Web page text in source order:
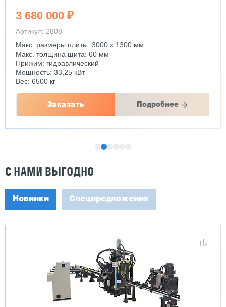
3 680 000 ₽
Артикул: 2808
Макс. размеры плиты: 3000 х 1300 мм
Макс. толщина щита: 60 мм
Прижим: гидравлический
Мощность: 33,25 кВт
Вес: 6500 кг
Заказать Подробнее
С НАМИ ВЫГОДНО
Новинки Спецпредложения